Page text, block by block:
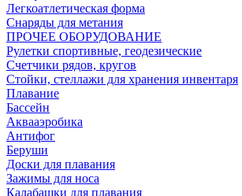
Легкоатлетическая форма
Снаряды для метания
ПРОЧЕЕ ОБОРУДОВАНИЕ
Рулетки спортивные, геодезические
Счетчики рядов, кругов
Стойки, стеллажи для хранения инвентаря
Плавание
Бассейн
Аквааэробика
Антифог
Беруши
Доски для плавания
Зажимы для носа
Калабашки для плавания